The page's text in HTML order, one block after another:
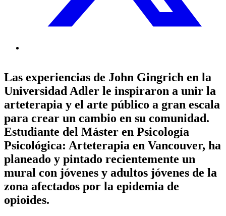
Las experiencias de John Gingrich en la
Universidad Adler le inspiraron a unir la
arteterapia y el arte público a gran escala
para crear un cambio en su comunidad.
Estudiante del Máster en Psicología
Psicológica: Arteterapia en Vancouver, ha
planeado y pintado recientemente un
mural con jóvenes y adultos jóvenes de la
zona afectados por la epidemia de
opioides.